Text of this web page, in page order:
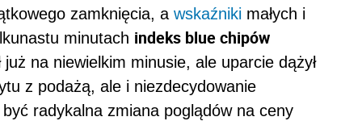
zamknięcia, a wskaźniki małych i
minutach indeks blue chipów
na niewielkim minusie, ale uparcie dążył
z podażą, ale i niezdecydowanie
radykalna zmiana poglądów na ceny